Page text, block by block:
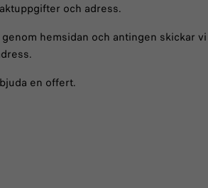
och adress.
hemsidan och antingen
en offert.